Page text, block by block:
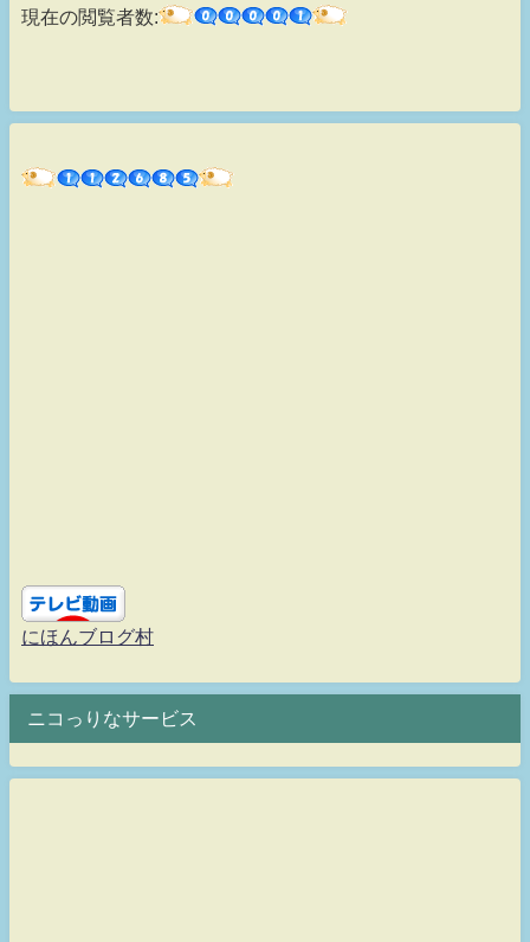
現在の閲覧者数:
にほんブログ村
ニコっりなサービス